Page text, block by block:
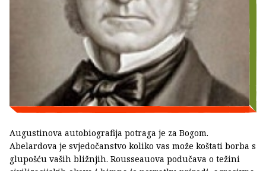
Augustinova autobiografija potraga je za Bogom.
Abelardova je svjedočanstvo koliko vas može koštati borba s
glupošću vaših bližnjih. Rousseauova podučava o težini